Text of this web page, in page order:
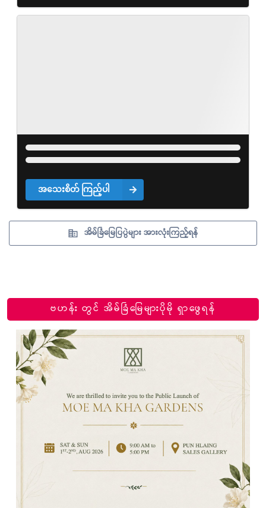
အသေးစိတ် ကြည့်ပါ
အိမ်ခြံမြေပြပွဲများ အားလုံးကြည့်ရန်
ဗဟန်း တွင် အိမ်ခြံမြေများပိုမို ရှာဖွေရန်